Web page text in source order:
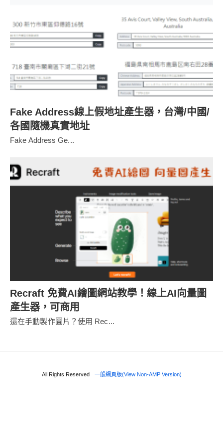
Fake Address線上假地址產生器，台灣/中國/
各國隨機真實地址
Fake Address Ge...
Recraft 免費AI繪圖網站教學！線上AI向量圖
產生器，可商用
還在手動製作圖片？使用 Rec...
All Rights Reserved 一般網頁版(View Non-AMP Version)